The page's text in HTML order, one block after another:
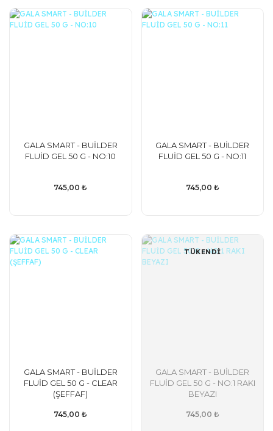
GALA SMART - BUİLDER
FLUİD GEL 50 G - NO:10
745,00 ₺
GALA SMART - BUİLDER
FLUİD GEL 50 G - NO:11
745,00 ₺
GALA SMART - BUİLDER
FLUİD GEL 50 G - CLEAR
(ŞEFFAF)
745,00 ₺
TÜKENDİ
GALA SMART - BUİLDER
FLUİD GEL 50 G - NO:1 RAKI
BEYAZI
745,00 ₺